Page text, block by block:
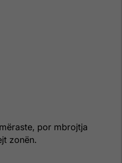
por mbrojtja
zonën.